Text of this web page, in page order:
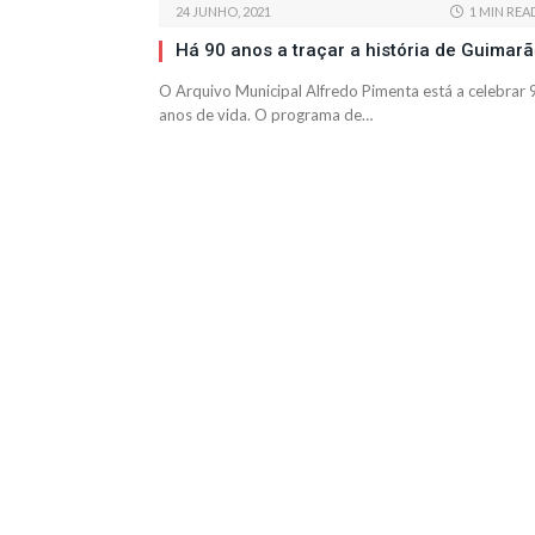
24 JUNHO, 2021 1 MIN
Há 90 anos a traçar a história de
O Arquivo Municipal Alfredo Pimenta está a celebrar
anos de vida. O programa de…